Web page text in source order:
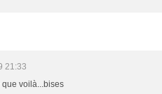
21:33
voilà...bises